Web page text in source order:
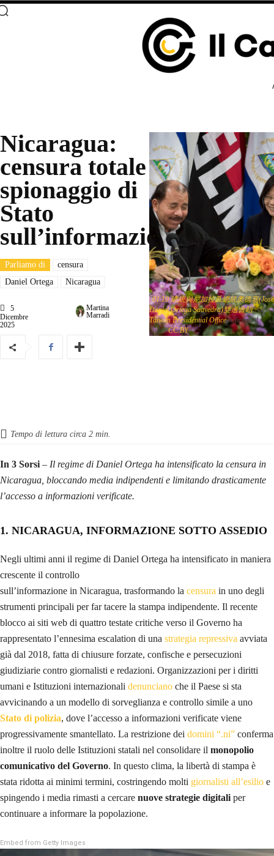
Nicaragua:
censura totale e
spionaggio di
Stato
sull’informazione
Parliamo di
censura
Daniel Ortega
Nicaragua
5
Dicembre
2025
Martina
Marradi
"01.10 總統與尼加拉瓜總統奧德嘉(José
Daniel Ortega Saavedra)雙邊會晤" by
Taiwan Presidential Officeis licensed
underCC BY
Tempo di lettura circa 2 min.
In 3 Sorsi – Il regime di Daniel Ortega ha intensificato la censura in
Nicaragua, bloccando media indipendenti e limitando drasticamente
l’accesso a informazioni verificate.
1. NICARAGUA, INFORMAZIONE SOTTO ASSEDIO
Negli ultimi anni il regime di Daniel Ortega ha intensificato in maniera
crescente il controllo
sull’informazione in Nicaragua, trasformando la censura in uno degli
strumenti principali per far tacere la stampa indipendente. Il recente
blocco ai siti web di quattro testate critiche verso il Governo ha
rappresentato l’ennesima escalation di una strategia repressiva avviata
già dal 2018, fatta di chiusure forzate, confische e persecuzioni
giudiziarie contro giornalisti e redazioni. Organizzazioni per i diritti
umani e Istituzioni internazionali denunciano che il Paese si sta
avvicinando a un modello di sorveglianza e controllo simile a uno
Stato di polizia, dove l’accesso a informazioni verificate viene
progressivamente smantellato. La restrizione dei domini “.ni” conferma
inoltre il ruolo delle Istituzioni statali nel consolidare il monopolio
comunicativo del Governo. In questo clima, la libertà di stampa è
stata ridotta ai minimi termini, costringendo molti giornalisti all’esilio e
spingendo i media rimasti a cercare nuove strategie digitali per
continuare a informare la popolazione.
Embed from Getty Images